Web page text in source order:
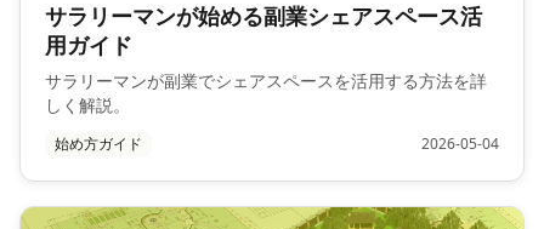
サラリーマンが始める副業シェアスペース活
用ガイド
サラリーマンが副業でシェアスペースを活用する方法を詳
しく解説。
始め方ガイド 2026-05-04